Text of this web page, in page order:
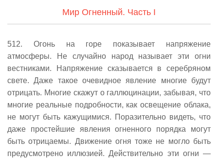
Мир Огненный. Часть I
512. Огонь на горе показывает напряжение
атмосферы. Не случайно народ называет эти огни
вестниками. Напряжение сказывается в серебряном
свете. Даже такое очевидное явление многие будут
отрицать. Многие скажут о галлюцинации, забывая, что
многие реальные подробности, как освещение облака,
не могут быть кажущимися. Поразительно видеть, что
даже простейшие явления огненного порядка могут
быть отрицаемы. Движение огня тоже не могло быть
предусмотрено иллюзией. Действительно эти огни —